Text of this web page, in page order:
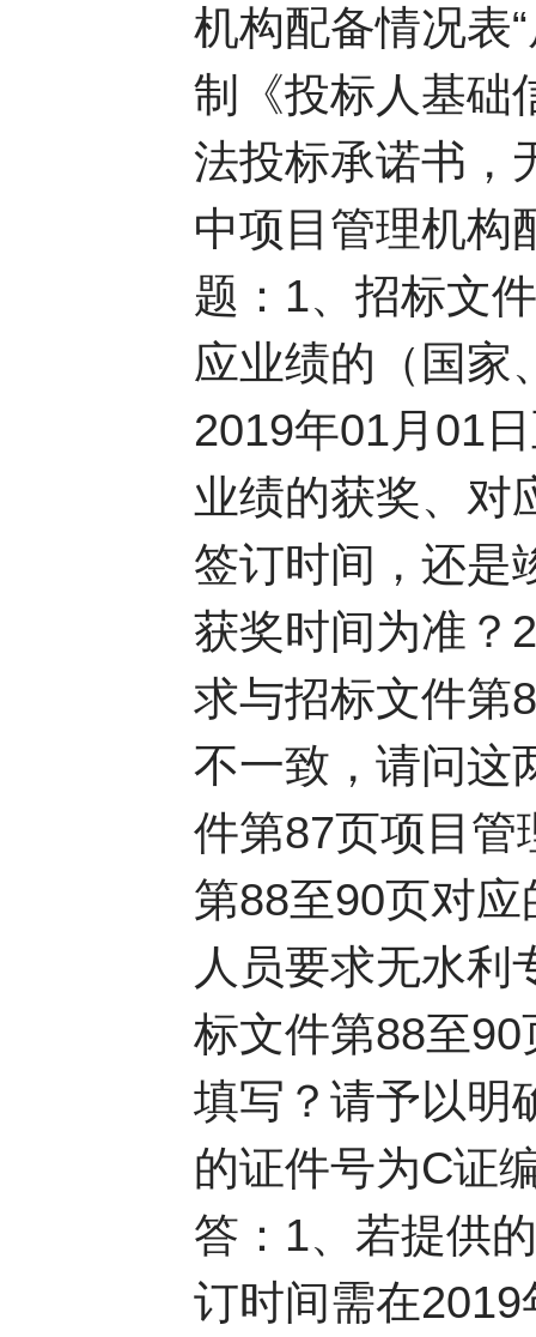
机构配备情况表
制《投标人基础
法投标承诺书，
中项目管理机构
题：1、招标文
应业绩的（国家
2019年01月01
业绩的获奖、对
签订时间，还是
获奖时间为准？
求与招标文件第
不一致，请问这
件第87页项目管
第88至90页对
人员要求无水利
标文件第88至
填写？请予以明
的证件号为C证
答：1、若提供
订时间需在